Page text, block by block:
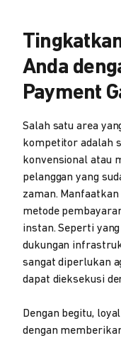
Anda
Payment
Salah satu area
kompetitor adalah
konvensional atau
pelanggan yang
zaman.
metode
instan. Seperti
dukungan
sangat diperlukan
dapat dieksekusi
Dengan begitu,
dengan